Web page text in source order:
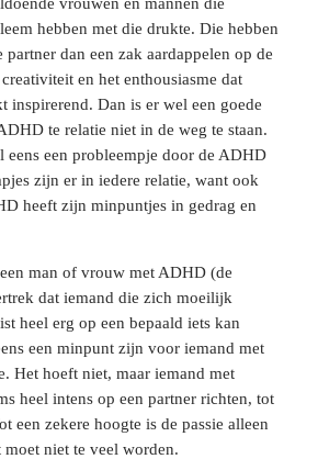
hebben met die drukte. Die hebben
partner dan een zak aardappelen op de
en het enthousiasme dat
inspirerend. Dan is er wel een goede
te relatie niet in de weg te staan.
een probleempje door de ADHD
zijn er in iedere relatie, want ook
heeft zijn minpuntjes in gedrag en
man of vrouw met ADHD (de
dat iemand die zich moeilijk
heel erg op een bepaald iets kan
een minpunt zijn voor iemand met
Het hoeft niet, maar iemand met
heel intens op een partner richten, tot
een zekere hoogte is de passie alleen
moet niet te veel worden.